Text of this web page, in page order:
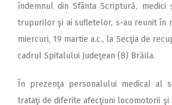
îndemnul din Sfânta Scriptură, medici
trupurilor şi ai sufletelor, s-au reunit în
miercuri, 19 martie a.c., la Secţia de
cadrul Spitalului Judeţean (B) Brăila.
În prezenţa personalului medical al
trataţi de diferite afecţiuni locomotorii şi